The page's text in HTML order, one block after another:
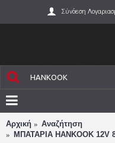
Σύνδεση
Αρχική
Αναζήτηση
ΜΠΑΤΑΡΙΑ HANKOOK 12V